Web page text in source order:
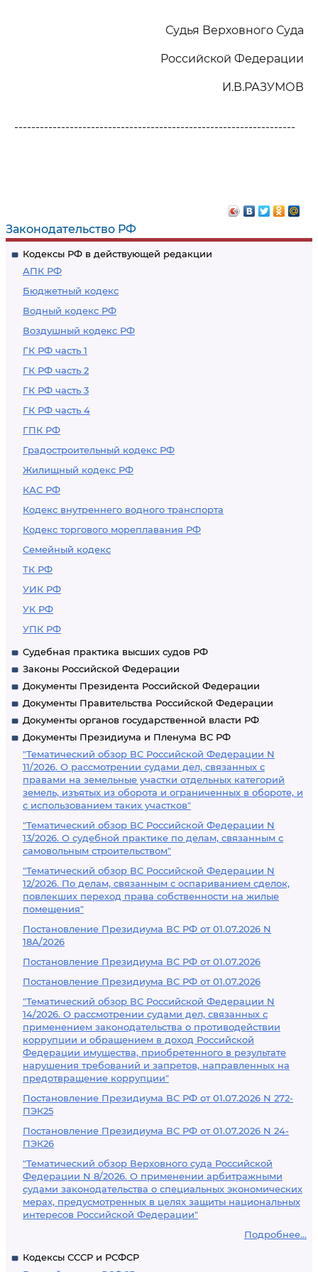
Законодательство РФ
Кодексы РФ в действующей редакции
АПК РФ
Бюджетный кодекс
Водный кодекс РФ
Воздушный кодекс РФ
ГК РФ часть 1
ГК РФ часть 2
ГК РФ часть 3
ГК РФ часть 4
ГПК РФ
Градостроительный кодекс РФ
Жилищный кодекс РФ
КАС РФ
Кодекс внутреннего водного транспорта
Кодекс торгового мореплавания РФ
Семейный кодекс
ТК РФ
УИК РФ
УК РФ
УПК РФ
Судебная практика высших судов РФ
Законы Российской Федерации
Документы Президента Российской Федерации
Документы Правительства Российской Федерации
Документы органов государственной власти РФ
Документы Президиума и Пленума ВС РФ
"Тематический обзор ВС Российской Федерации N
11/2026. О рассмотрении судами дел, связанных с
правами на земельные участки отдельных категорий
земель, изъятых из оборота и ограниченных в обороте, и
с использованием таких участков"
"Тематический обзор ВС Российской Федерации N
13/2026. О судебной практике по делам, связанным с
самовольным строительством"
"Тематический обзор ВС Российской Федерации N
12/2026. По делам, связанным с оспариванием сделок,
повлекших переход права собственности на жилые
помещения"
Постановление Президиума ВС РФ от 01.07.2026 N
18А/2026
Постановление Президиума ВС РФ от 01.07.2026
Постановление Президиума ВС РФ от 01.07.2026
"Тематический обзор ВС Российской Федерации N
14/2026. О рассмотрении судами дел, связанных с
применением законодательства о противодействии
коррупции и обращением в доход Российской
Федерации имущества, приобретенного в результате
нарушения требований и запретов, направленных на
предотвращение коррупции"
Постановление Президиума ВС РФ от 01.07.2026 N 272-
ПЭК25
Постановление Президиума ВС РФ от 01.07.2026 N 24-
ПЭК26
"Тематический обзор Верховного суда Российской
Федерации N 8/2026. О применении арбитражными
судами законодательства о специальных экономических
мерах, предусмотренных в целях защиты национальных
интересов Российской Федерации"
Подробнее...
Кодексы СССР и РСФСР
Судья Верховного Суда
Российской Федерации
И.В.РАЗУМОВ
------------------------------------------------------------------